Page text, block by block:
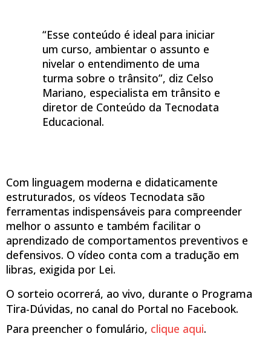
“Esse conteúdo é ideal para iniciar
um curso, ambientar o assunto e
nivelar o entendimento de uma
turma sobre o trânsito”, diz Celso
Mariano, especialista em trânsito e
diretor de Conteúdo da Tecnodata
Educacional.
Com linguagem moderna e didaticamente
estruturados, os vídeos Tecnodata são
ferramentas indispensáveis para compreender
melhor o assunto e também facilitar o
aprendizado de comportamentos preventivos e
defensivos. O vídeo conta com a tradução em
libras, exigida por Lei.
O sorteio ocorrerá, ao vivo, durante o Programa
Tira-Dúvidas, no canal do Portal no Facebook.
Para preencher o fomulário, clique aqui.